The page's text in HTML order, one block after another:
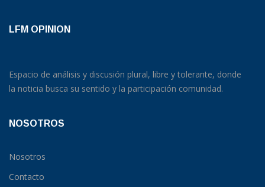
LFM OPINION
Espacio de análisis y discusión plural, libre y tolerante, donde
la noticia busca su sentido y la participación comunidad.
NOSOTROS
Nosotros
Contacto